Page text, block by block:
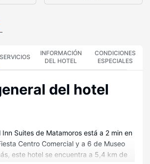
SERVICIOS
INFORMACIÓN
DEL HOTEL
CONDICIONES
ESPECIALES
del hotel
Inn Suites de Matamoros está a 2 min en
Centro Comercial y a 6 de Museo
este hotel se encuentra a 5,4 km de